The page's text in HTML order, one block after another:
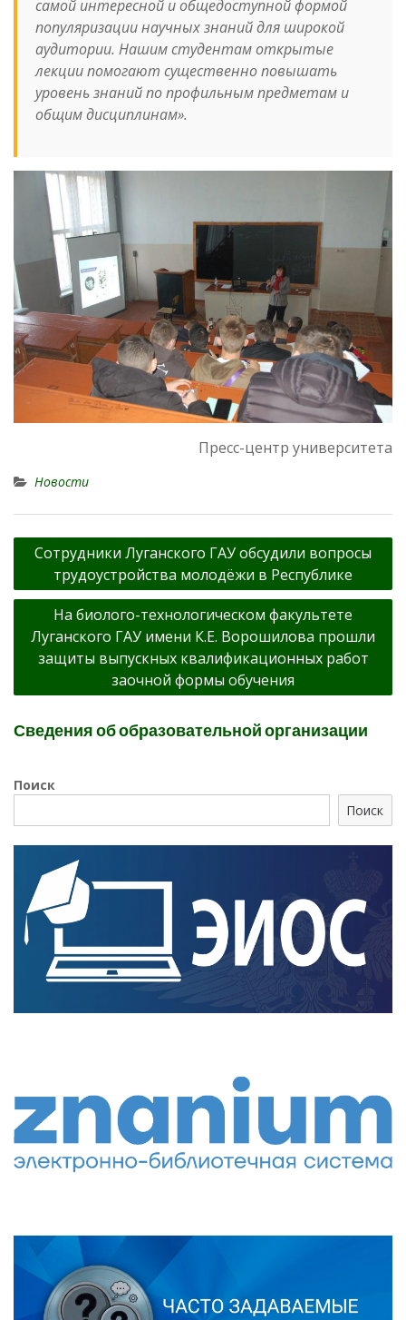
самой интересной и общедоступной формой
популяризации научных знаний для широкой
аудитории. Нашим студентам открытые
лекции помогают существенно повышать
уровень знаний по профильным предметам и
общим дисциплинам».
Пресс-центр университета
Новости
Навигация
записям
Сотрудники Луганского ГАУ обсудили вопросы
трудоустройства молодёжи в Республике
На биолого-технологическом факультете
Луганского ГАУ имени К.Е. Ворошилова прошли
защиты выпускных квалификационных работ
заочной формы обучения
Сведения об образовательной организации
Поиск
Поиск